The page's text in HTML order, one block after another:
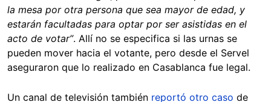
la mesa por otra persona que sea mayor de edad, y
estarán facultadas para optar por ser asistidas en el
acto de votar”. Allí no se especifica si las urnas se
pueden mover hacia el votante, pero desde el Servel
aseguraron que lo realizado en Casablanca fue legal.
Un canal de televisión también reportó otro caso de